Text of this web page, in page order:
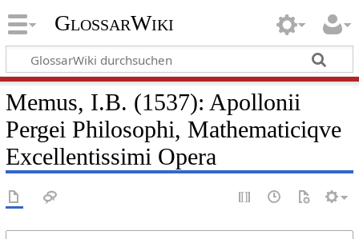
GlossarWiki
Memus, I.B. (1537): Apollonii
Pergei Philosophi, Mathematiciqve
Excellentissimi Opera